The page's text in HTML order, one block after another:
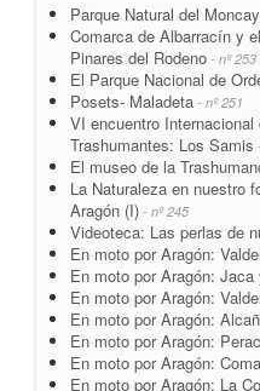
Parque Natural del
Comarca de Albarracín y
Pinares del Rodeno - nº 253
El Parque Nacional de
Posets- Maladeta - nº 251
VI encuentro
Trashumantes: Los Samis
El museo de la
La Naturaleza en nuestro
Aragón (I) - nº 245
Videoteca: Las perlas de
En moto por Aragón:
En moto por Aragón:
En moto por Aragón:
En moto por Aragón:
En moto por Aragón:
En moto por Aragón:
En moto por Aragón: La